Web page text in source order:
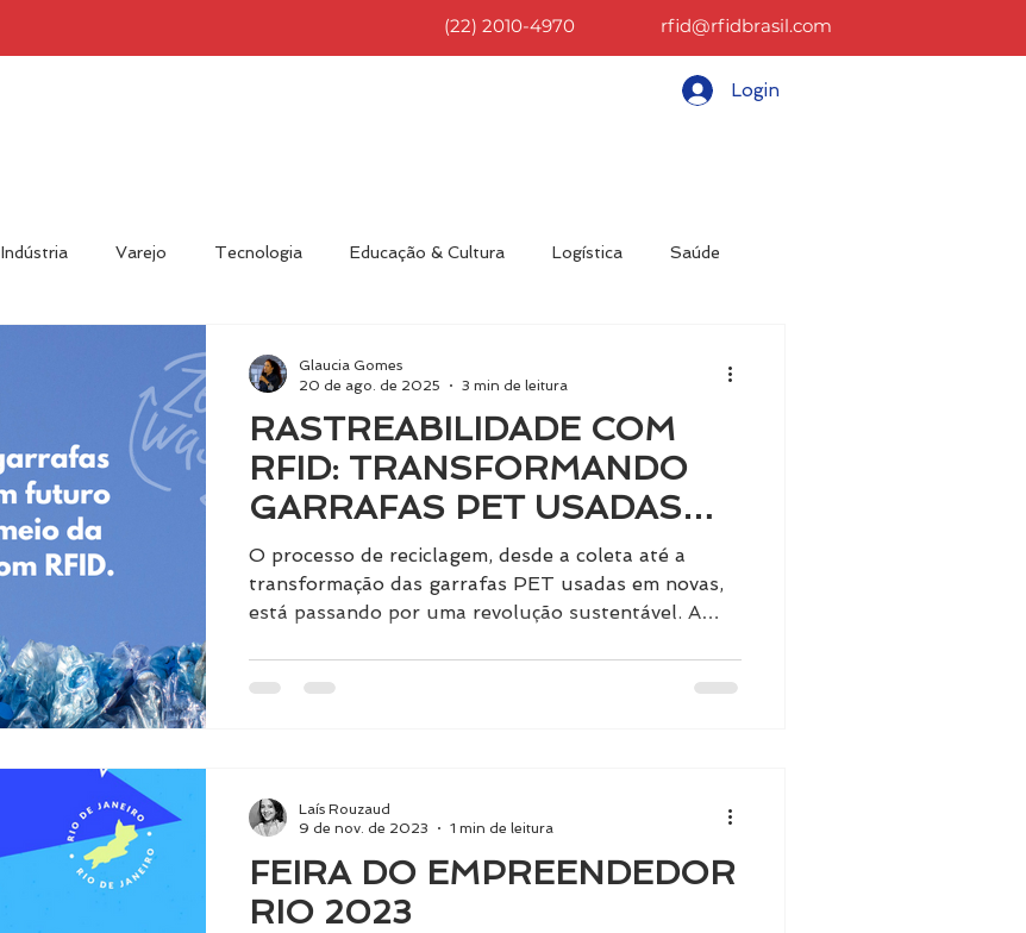
(22) 2010-4970 rfid@rfidbrasil.com
Login
Indústria Varejo Tecnologia Educação & Cultura Logística Saúde
RASTREABILIDADE COM
RFID: TRANSFORMANDO
GARRAFAS PET USADAS
EM UM FUTURO
SUSTENTÁVEL
O processo de reciclagem, desde a coleta até a
transformação das garrafas PET usadas em novas,
está passando por uma revolução sustentável. A
ambiental sem precedentes: a crescente quantidade
uma mudança notável nessa trajetória de degrad
Glaucia Gomes
20 de ago. de 2025
3 min de leitura
FEIRA DO EMPREENDEDOR
RIO 2023
Laís Rouzaud
9 de nov. de 2023
1 min de leitura